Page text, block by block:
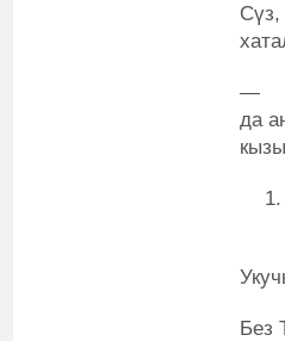
Сүз,
—
да
Без